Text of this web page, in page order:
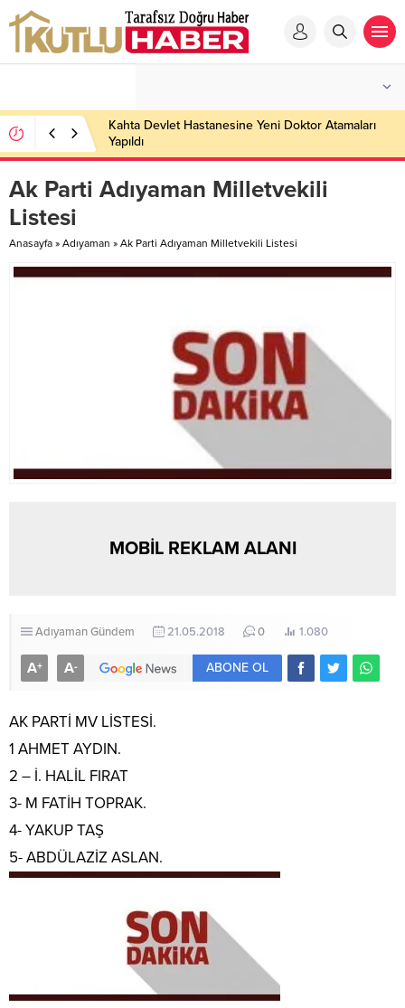
Kahta Devlet Hastanesine Yeni Doktor Atamaları
Yapıldı
Ak Parti Adıyaman Milletvekili
Listesi
Anasayfa » Adıyaman » Ak Parti Adıyaman Milletvekili Listesi
MOBİL REKLAM ALANI
AdıyamanGündem 21.05.2018 0 1.080
A+ A- ABONE OL
AK PARTİ MV LİSTESİ.
1 AHMET AYDIN.
2 – İ. HALİL FIRAT
3- M FATİH TOPRAK.
4- YAKUP TAŞ
5- ABDÜLAZİZ ASLAN.